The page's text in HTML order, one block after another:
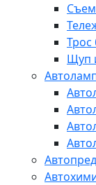
Трос
Щуп